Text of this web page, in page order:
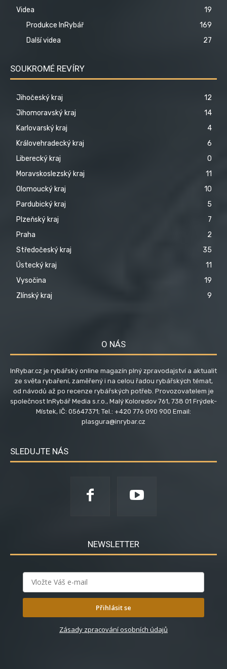
Videa
19
Produkce InRybář
169
Další videa
27
SOUKROMÉ REVÍRY
Jihočeský kraj
12
Jihomoravský kraj
14
Karlovarský kraj
4
Královehradecký kraj
6
Liberecký kraj
0
Moravskoslezský kraj
11
Olomoucký kraj
10
Pardubický kraj
5
Plzeňský kraj
7
Praha
2
Středočeský kraj
35
Ústecký kraj
11
Vysočina
19
Zlínský kraj
9
O NÁS
InRybar.cz je rybářský online magazín plný zpravodajství a aktualit
ze světa rybaření, zaměřený i na celou řadou rybářských témat,
od návodů až po recenze rybářských potřeb. Provozovatelem je
společnost InRybář Media s.r.o., Malý Koloredov 761, 738 01 Frýdek-
Místek, IČ: 05647371; Tel.: +420 776 090 900 Email:
plasgura@inrybar.cz
SLEDUJTE NÁS
NEWSLETTER
Přihlásit se
Zásady zpracování osobních údajů